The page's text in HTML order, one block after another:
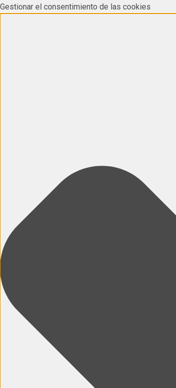
Gestionar el consentimiento de las cookies